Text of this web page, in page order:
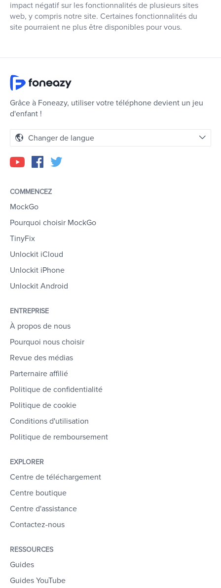
impact négatif sur les fonctionnalités de plusieurs sites
web, y compris notre site. Certaines fonctionnalités du
site pourraient ne plus être disponibles pour vous.
Grâce à Foneazy, utiliser votre téléphone devient un jeu
d'enfant !
Changer de langue
COMMENCEZ
MockGo
Pourquoi choisir MockGo
TinyFix
Unlockit iCloud
Unlockit iPhone
Unlockit Android
ENTREPRISE
À propos de nous
Pourquoi nous choisir
Revue des médias
Parternaire affilié
Politique de confidentialité
Politique de cookie
Conditions d'utilisation
Politique de remboursement
EXPLORER
Centre de téléchargement
Centre boutique
Centre d'assistance
Contactez-nous
RESSOURCES
Guides
Guides YouTube